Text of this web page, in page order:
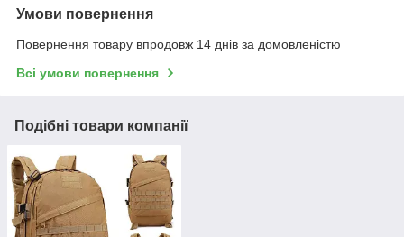
Умови повернення
Повернення товару впродовж 14 днів за домовленістю
Всі умови повернення
Подібні товари компанії